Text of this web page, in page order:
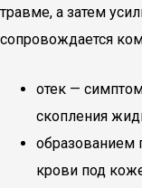
травме, а затем
сопровождается
отек —
скопления
образованием
крови под